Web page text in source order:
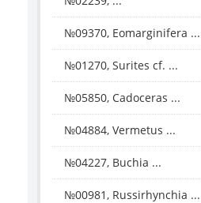
№09370, Eomarginifera ...
№01270, Surites cf. ...
№05850, Cadoceras ...
№04884, Vermetus ...
№04227, Buchia ...
№00981, Russirhynchia ...